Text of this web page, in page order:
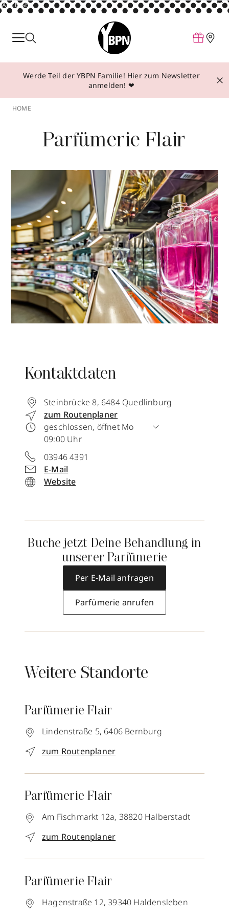
ANZEIGE
Parfum
Make-up
Behandlungen
Über YBPN
Aktionen
Storefinder
Werde Teil der YBPN Familie! Hier zum Newsletter
anmelden! ❤
HOME
Parfümerie Flair
Kontaktdaten
Steinbrücke 8, 6484 Quedlinburg
zum Routenplaner
geschlossen, öffnet Mo
09:00 Uhr
03946 4391
E-Mail
Website
Buche jetzt Deine Behandlung in
unserer Parfümerie
Per E-Mail anfragen
Parfümerie anrufen
Weitere Standorte
Parfümerie Flair
Lindenstraße 5, 6406 Bernburg
zum Routenplaner
Parfümerie Flair
Am Fischmarkt 12a, 38820 Halberstadt
zum Routenplaner
Parfümerie Flair
Hagenstraße 12, 39340 Haldensleben